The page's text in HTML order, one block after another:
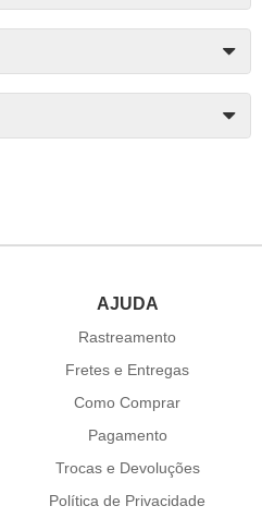
AJUDA
Rastreamento
Fretes e Entregas
Como Comprar
Pagamento
Trocas e Devoluções
Política de Privacidade